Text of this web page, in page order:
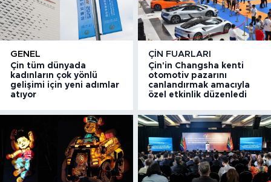
GENEL
Çin tüm dünyada
kadınların çok yönlü
gelişimi için yeni adımlar
atıyor
ÇIN FUARLARI
Çin'in Changsha kenti
otomotiv pazarını
canlandırmak amacıyla
özel etkinlik düzenledi